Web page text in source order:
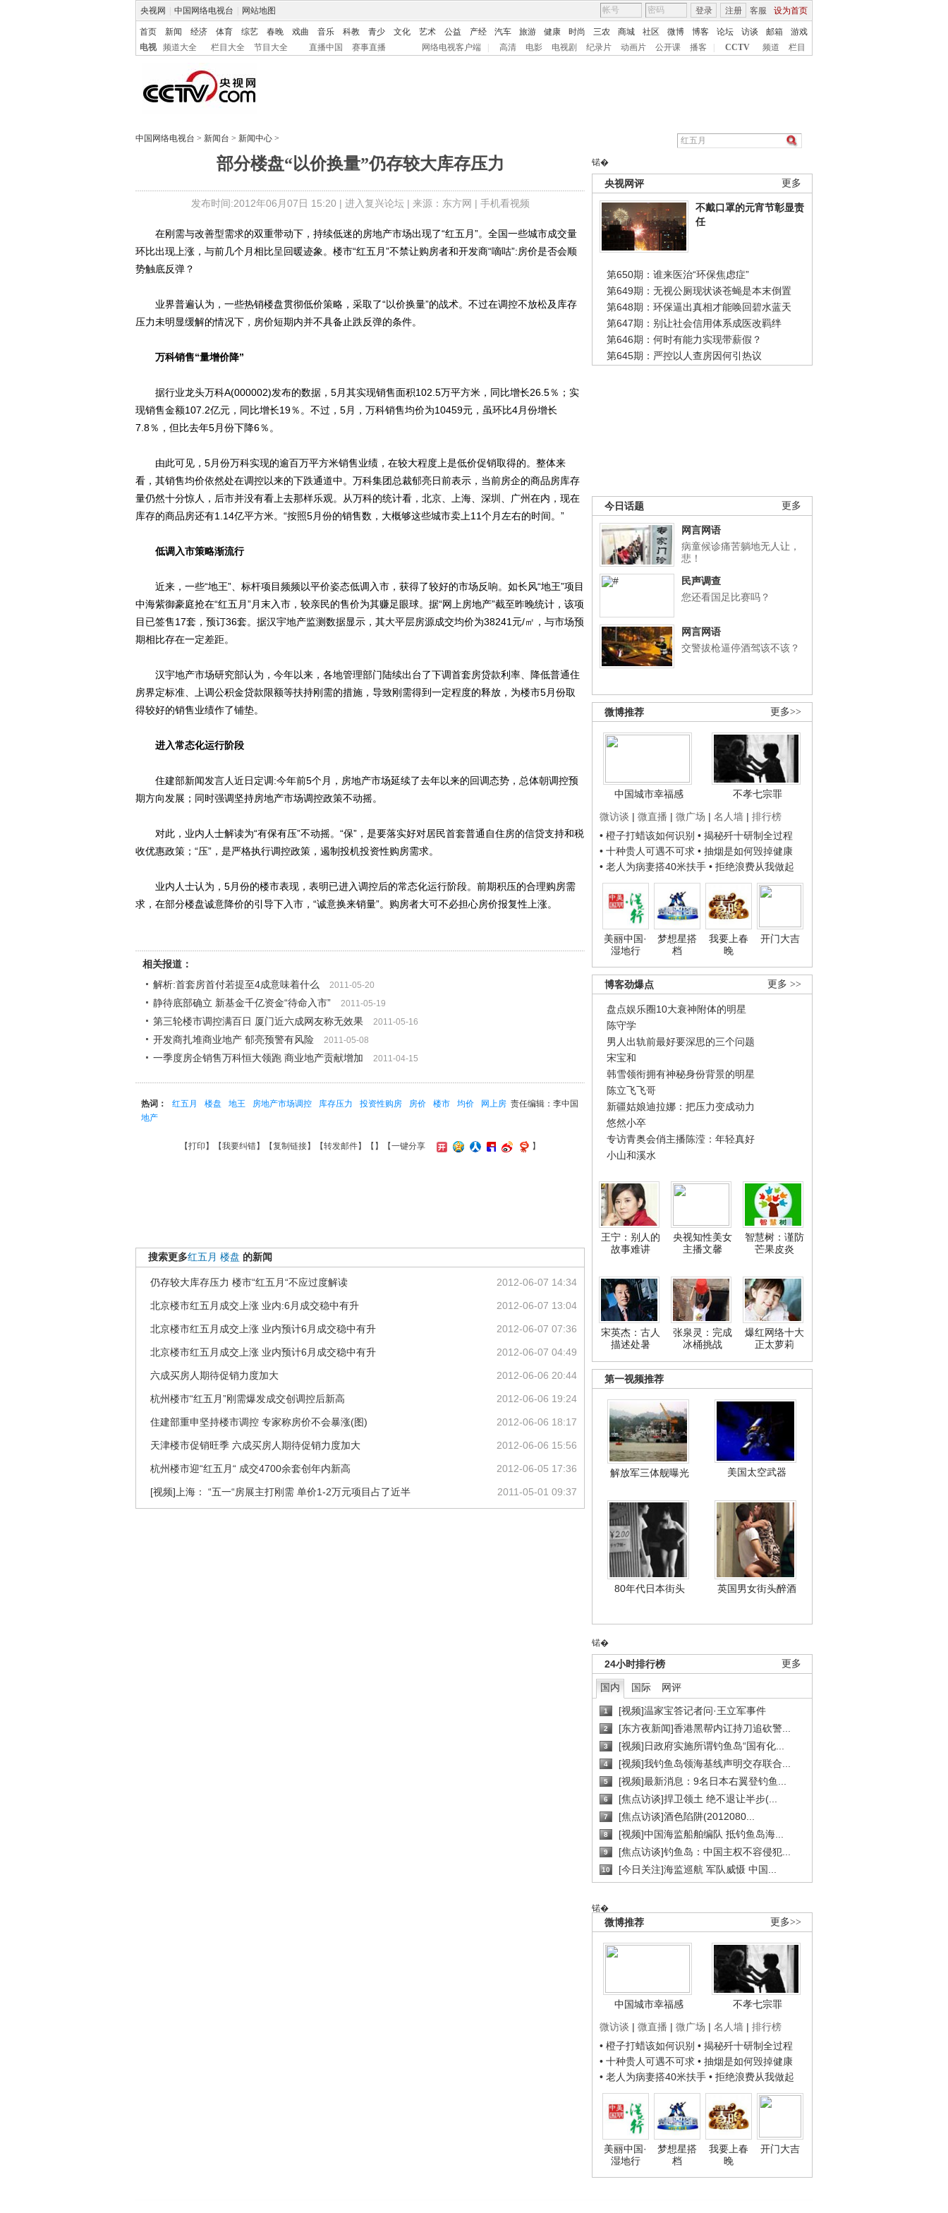
央视网 中国网络电视台 网站地图 客服 设为首页
登录 注册
首页 新闻 经济 体育 综艺 春晚 戏曲 音乐 科教 青少 文化 艺术 公益 产经 汽车 旅游 健康 时尚 三农 商城 社区 微博 博客 论坛 访谈 邮箱
游戏
电视
频道大全 栏目大全 节目大全 直播中国 赛事直播 网络电视客户端 高清 电影 电视剧 纪录片 动画片 公开课 播客 CCTV 频道 栏目
中国网络电视台 > 新闻台 > 新闻中心 >
部分楼盘“以价换量”仍存较大库存压力
发布时间:2012年06月07日 15:20 | 进入复兴论坛| 来源：东方网 | 手机看视频
锘�
更多
央视网评
不戴口罩的元宵节彰显责
任
第650期：谁来医治“环保焦虑症”
第649期：无视公厕现状谈苍蝇是本末倒置
第648期：环保逼出真相才能唤回碧水蓝天
第647期：别让社会信用体系成医改羁绊
第646期：何时有能力实现带薪假？
第645期：严控以人查房因何引热议
更多
今日话题
网言网语
病童候诊痛苦躺地无人让，
悲！
民声调查
您还看国足比赛吗？
网言网语
交警拔枪逼停酒驾该不该？
更多>>
微博推荐
中国城市幸福感
不孝七宗罪
微访谈 | 微直播 | 微广场 | 名人墙 | 排行榜
• 橙子打蜡该如何识别 • 揭秘歼十研制全过程
• 十种贵人可遇不可求 • 抽烟是如何毁掉健康
• 老人为病妻搭40米扶手 • 拒绝浪费从我做起
美丽中国·
湿地行
梦想星搭
档
我要上春
晚
开门大吉
更多 >>
博客劲爆点
盘点娱乐圈10大衰神附体的明星
陈守学
男人出轨前最好要深思的三个问题
宋宝和
韩雪领衔拥有神秘身份背景的明星
陈立飞飞哥
新疆姑娘迪拉娜：把压力变成动力
悠然小卒
专访青奥会俏主播陈滢：年轻真好
小山和溪水
王宁：别人的
故事难讲
央视知性美女
主播文馨
智慧树：谨防
芒果皮炎
宋英杰：古人
描述处暑
张泉灵：完成
冰桶挑战
爆红网络十大
正太萝莉
第一视频推荐
解放军三体舰曝光 美国太空武器
80年代日本街头 英国男女街头醉酒
锘�
更多
24小时排行榜
国内 国际 网评
1 [视频]温家宝答记者问·王立军事件
2 [东方夜新闻]香港黑帮内讧持刀追砍警...
3 [视频]日政府实施所谓钓鱼岛“国有化...
4 [视频]我钓鱼岛领海基线声明交存联合...
5 [视频]最新消息：9名日本右翼登钓鱼...
6 [焦点访谈]捍卫领土 绝不退让半步(...
7 [焦点访谈]酒色陷阱(2012080...
8 [视频]中国海监船舶编队 抵钓鱼岛海...
9 [焦点访谈]钓鱼岛：中国主权不容侵犯...
10 [今日关注]海监巡航 军队威慑 中国...
锘�
更多>>
微博推荐
中国城市幸福感
不孝七宗罪
微访谈 | 微直播 | 微广场 | 名人墙 | 排行榜
• 橙子打蜡该如何识别 • 揭秘歼十研制全过程
• 十种贵人可遇不可求 • 抽烟是如何毁掉健康
• 老人为病妻搭40米扶手 • 拒绝浪费从我做起
美丽中国·
湿地行
梦想星搭
档
我要上春
晚
开门大吉
在刚需与改善型需求的双重带动下，持续低迷的房地产市场出现了“红五月”。全国一些城市成交量
环比出现上涨，与前几个月相比呈回暖迹象。楼市“红五月”不禁让购房者和开发商“嘀咕”:房价是否会顺
势触底反弹？
业界普遍认为，一些热销楼盘贯彻低价策略，采取了“以价换量”的战术。不过在调控不放松及库存
压力未明显缓解的情况下，房价短期内并不具备止跌反弹的条件。
万科销售“量增价降”
据行业龙头万科A(000002)发布的数据，5月其实现销售面积102.5万平方米，同比增长26.5％；实
现销售金额107.2亿元，同比增长19％。不过，5月，万科销售均价为10459元，虽环比4月份增长
7.8％，但比去年5月份下降6％。
由此可见，5月份万科实现的逾百万平方米销售业绩，在较大程度上是低价促销取得的。整体来
看，其销售均价依然处在调控以来的下跌通道中。万科集团总裁郁亮日前表示，当前房企的商品房库存
量仍然十分惊人，后市并没有看上去那样乐观。从万科的统计看，北京、上海、深圳、广州在内，现在
库存的商品房还有1.14亿平方米。“按照5月份的销售数，大概够这些城市卖上11个月左右的时间。”
低调入市策略渐流行
近来，一些“地王”、标杆项目频频以平价姿态低调入市，获得了较好的市场反响。如长风“地王”项目
中海紫御豪庭抢在“红五月”月末入市，较亲民的售价为其赚足眼球。据“网上房地产”截至昨晚统计，该项
目已签售17套，预订36套。据汉宇地产监测数据显示，其大平层房源成交均价为38241元/㎡，与市场预
期相比存在一定差距。
汉宇地产市场研究部认为，今年以来，各地管理部门陆续出台了下调首套房贷款利率、降低普通住
房界定标准、上调公积金贷款限额等扶持刚需的措施，导致刚需得到一定程度的释放，为楼市5月份取
得较好的销售业绩作了铺垫。
进入常态化运行阶段
住建部新闻发言人近日定调:今年前5个月，房地产市场延续了去年以来的回调态势，总体朝调控预
期方向发展；同时强调坚持房地产市场调控政策不动摇。
对此，业内人士解读为“有保有压”不动摇。“保”，是要落实好对居民首套普通自住房的信贷支持和税
收优惠政策；“压”，是严格执行调控政策，遏制投机投资性购房需求。
业内人士认为，5月份的楼市表现，表明已进入调控后的常态化运行阶段。前期积压的合理购房需
求，在部分楼盘诚意降价的引导下入市，“诚意换来销量”。购房者大可不必担心房价报复性上涨。
相关报道：
解析:首套房首付若提至4成意味着什么
2011-05-20
静待底部确立 新基金千亿资金“待命入市” 2011-05-19
第三轮楼市调控满百日 厦门近六成网友称无效果 2011-05-16
开发商扎堆商业地产 郁亮预警有风险 2011-05-08
一季度房企销售万科恒大领跑 商业地产贡献增加 2011-04-15
责任编辑：李中国
热词： 红五月 楼盘 地王 房地产市场调控 库存压力 投资性购房 房价 楼市 均价
网上房
地产
【打印 】【我要纠错】【复制链接】【转发邮件】【 】 【一键分享 】
搜索更多红五月 楼盘 的新闻
2012-06-07 14:34
仍存较大库存压力 楼市“红五月“不应过度解读
2012-06-07 13:04
北京楼市红五月成交上涨 业内:6月成交稳中有升
2012-06-07 07:36
北京楼市红五月成交上涨 业内预计6月成交稳中有升
2012-06-07 04:49
北京楼市红五月成交上涨 业内预计6月成交稳中有升
2012-06-06 20:44
六成买房人期待促销力度加大
2012-06-06 19:24
杭州楼市“红五月”刚需爆发成交创调控后新高
2012-06-06 18:17
住建部重申坚持楼市调控 专家称房价不会暴涨(图)
2012-06-06 15:56
天津楼市促销旺季 六成买房人期待促销力度加大
2012-06-05 17:36
杭州楼市迎“红五月“ 成交4700余套创年内新高
2011-05-01 09:37
[视频]上海： “五一“房展主打刚需 单价1-2万元项目占了近半